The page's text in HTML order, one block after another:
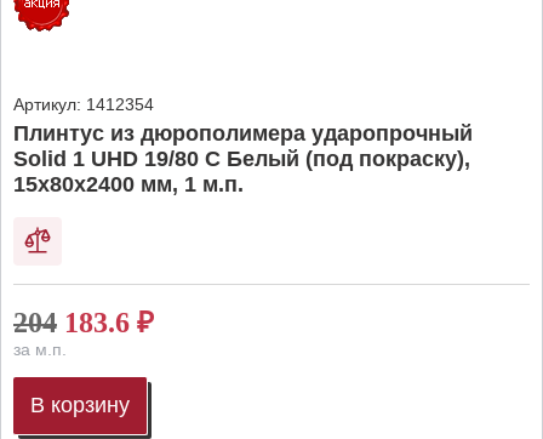
Артикул: 1412354
Плинтус из дюрополимера ударопрочный
Solid 1 UHD 19/80 C Белый (под покраску),
15х80х2400 мм, 1 м.п.
204 183.6 ₽
за м.п.
В корзину